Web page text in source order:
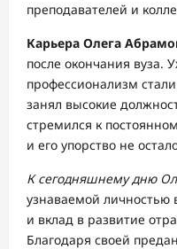
преподавателей и
Карьера Олега
после окончания вуза.
профессионализм
занял высокие
стремился к
и его упорство не
К сегодняшнему дню
узнаваемой личностью
и вклад в развитие
Благодаря своей